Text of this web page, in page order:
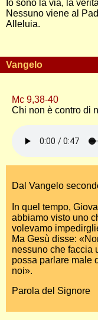
Io sono la via, la
Nessuno viene al
Alleluia.
Vangelo
Mc 9,38-40
Chi non è contro di
Dal Vangelo
In quel tempo,
abbiamo visto uno
volevamo
Ma Gesù disse:
nessuno che faccia
possa parlare male
noi».
Parola del Signore